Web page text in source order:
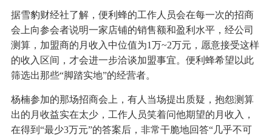
据雪豹财经社了解，便利蜂的工作人员会在每一次的招商
会上向参会者说明一家店铺的销售额和盈利水平，经公司
测算，加盟商的月收入中位值为1万~2万元，愿意接受这样
的收入区间，才会进一步洽谈加盟事宜。便利蜂希望以此
筛选出那些“脚踏实地”的经营者。
杨楠参加的那场招商会上，有人当场提出质疑，抱怨测算
出的月收益实在太少，工作人员笑着问他期望的月收入，
在得到“最少3万元”的答案后，非常干脆地回答“几乎不可